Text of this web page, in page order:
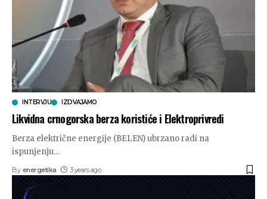
INTERVJU IZDVAJAMO
Likvidna crnogorska berza koristiće i Elektroprivredi
Berza električne energije (BELEN) ubrzano radi na
ispunjenju…
By energetika 3 years ago